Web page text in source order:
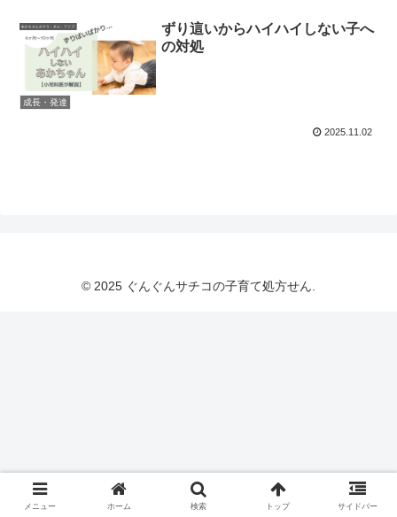
成長・発達
ずり這いからハイハイしない子へ
の対処
2025.11.02
© 2025 ぐんぐんサチコの子育て処方せん.
メニュー ホーム 検索 トップ サイドバー